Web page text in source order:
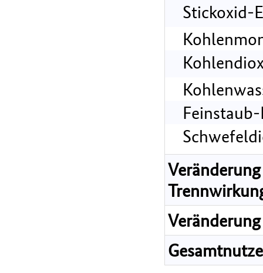
Stickoxid-